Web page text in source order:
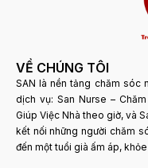
VỀ CHÚNG TÔI
SAN là nền tảng chăm sóc
dịch vụ: San Nurse –
Giúp Việc Nhà theo giờ, và
kết nối những người chăm
đến một tuổi già ấm áp,